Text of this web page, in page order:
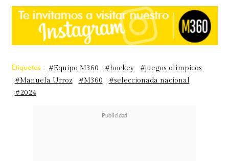
Etiquetas : #Equipo M360 #hockey
#juegos olímpicos
#Manuela Urroz
#M360
#seleccionada nacional
#2024